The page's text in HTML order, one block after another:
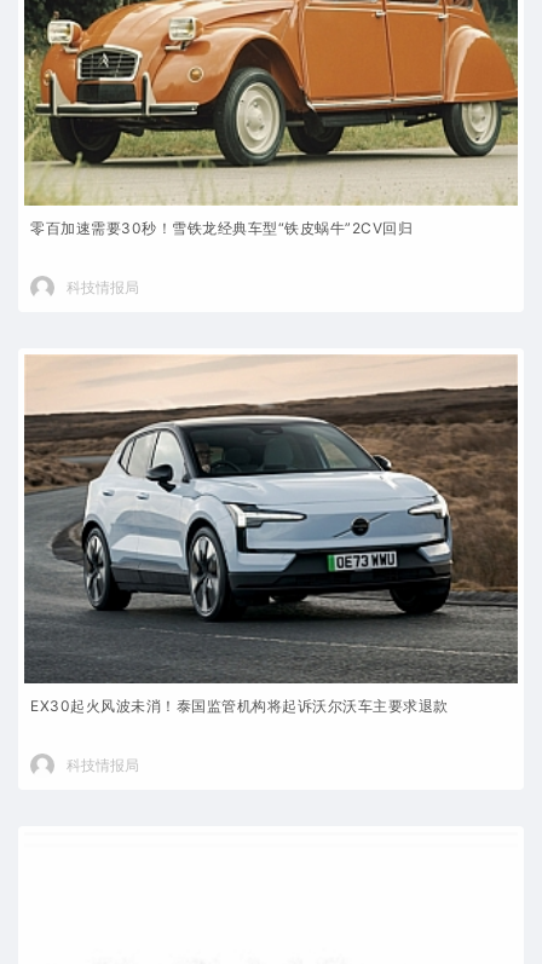
零百加速需要30秒！雪铁龙经典车型“铁皮蜗牛”2CV回归
科技情报局
EX30起火风波未消！泰国监管机构将起诉沃尔沃车主要求退款
科技情报局